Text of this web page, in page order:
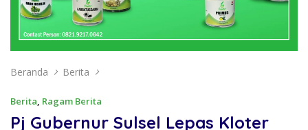
Beranda Berita
Berita, Ragam Berita
Pj Gubernur Sulsel Lepas Kloter